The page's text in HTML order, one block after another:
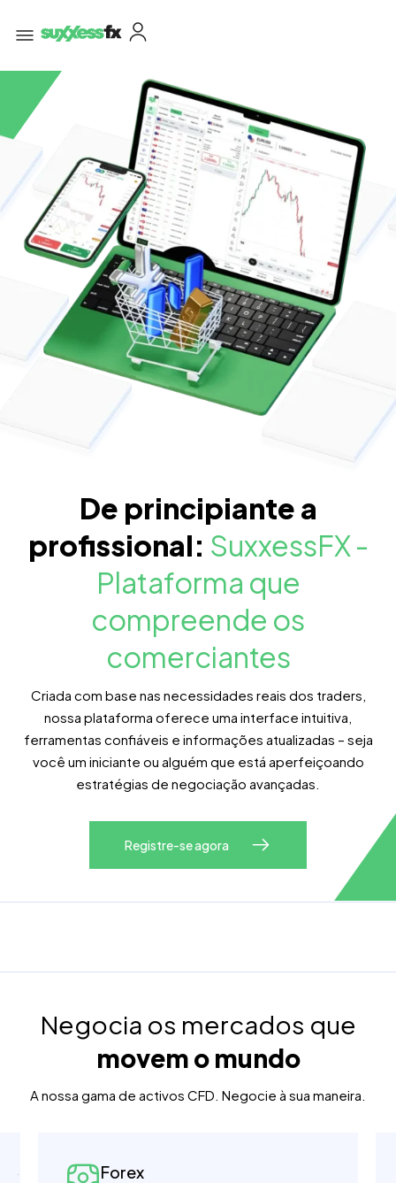
De principiante a
profissional: SuxxessFX -
Plataforma que
compreende os
comerciantes
Criada com base nas necessidades reais dos traders,
nossa plataforma oferece uma interface intuitiva,
ferramentas confiáveis e informações atualizadas – seja
você um iniciante ou alguém que está aperfeiçoando
estratégias de negociação avançadas.
Registre-se agora
Negocia os mercados que
movem o mundo
A nossa gama de activos CFD. Negocie à sua maneira.
Forex